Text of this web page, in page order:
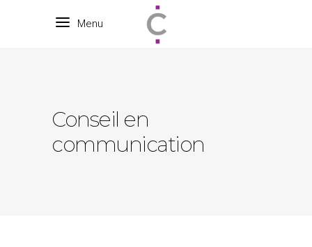
Menu
Conseil en
communication